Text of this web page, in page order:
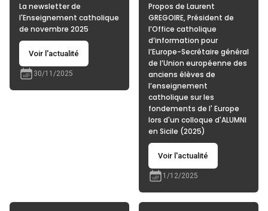
La newsletter de
l'Enseignement catholique
de novembre 2025
Voir l'actualité
30/11/2025
Propos de Laurent
GREGOIRE, Président de
l’Office catholique
d’information pour
l’Europe-Secrétaire général
de l’Union européenne des
anciens élèves de
l’enseignement
catholique sur les
fondements de l' Europe
lors d'un colloque d'ALUMNI
en Sicile (2025)
Voir l'actualité
1/12/2025